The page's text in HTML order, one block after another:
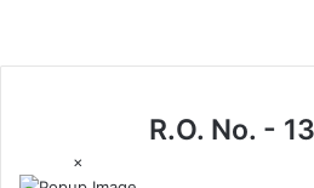
R.O. No. -
×